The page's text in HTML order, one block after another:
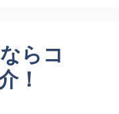
らコ
！